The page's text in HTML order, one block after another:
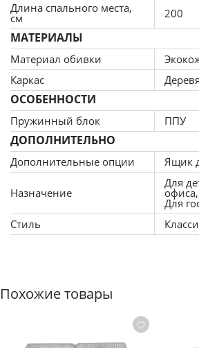
Длина спального места,
см 200
МАТЕРИАЛЫ
Материал обивки
Каркас
ОСОБЕННОСТИ
Пружинный блок ППУ
ДОПОЛНИТЕЛЬНО
Дополнительные опции Ящик
Назначение
Для
Для
Стиль
Похожие товары